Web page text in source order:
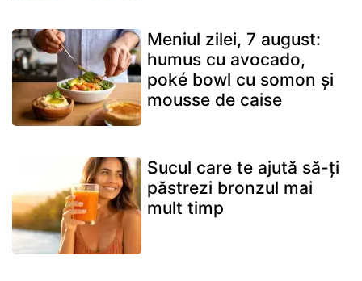
Meniul zilei, 7 august:
humus cu avocado,
poké bowl cu somon și
mousse de caise
Sucul care te ajută să-ți
păstrezi bronzul mai
mult timp